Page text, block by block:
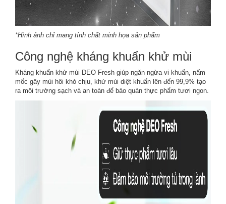
*Hình ảnh chỉ mang tính chất minh họa sản phẩm
Công nghệ kháng khuẩn khử mùi
Kháng khuẩn khử mùi DEO Fresh giúp ngăn ngừa vi khuẩn, nấm
mốc gây mùi hôi khó chịu, khử mùi diệt khuẩn lên đến 99,9% tạo
ra môi trường sạch và an toàn để bảo quản thực phẩm tươi ngon.